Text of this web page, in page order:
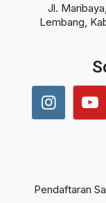
Jl.
Lembang,
Pendaftaran